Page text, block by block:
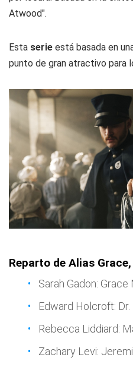
Atwood".
Esta serie está basada en
punto de gran atractivo para
Reparto de Alias
Sarah Gadon: Grace
Edward Holcroft:
Rebecca Liddiard:
Zachary Levi: